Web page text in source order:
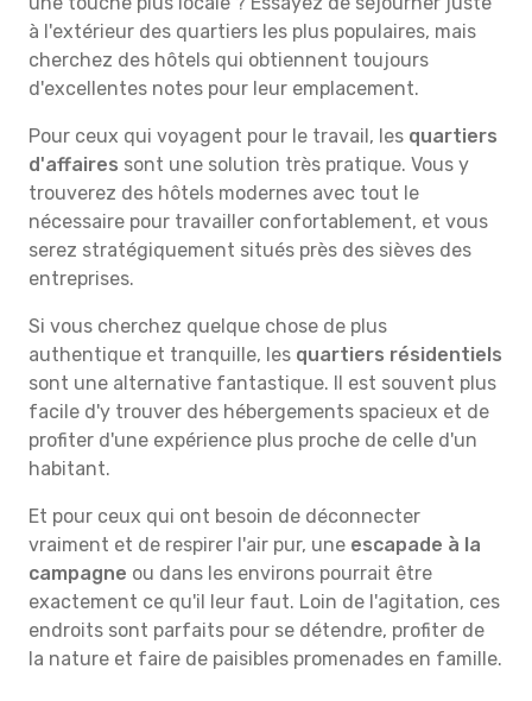
à l'extérieur des quartiers les plus populaires, mais
cherchez des hôtels qui obtiennent toujours
d'excellentes notes pour leur emplacement.
Pour ceux qui voyagent pour le travail, les quartiers
d'affaires sont une solution très pratique. Vous y
trouverez des hôtels modernes avec tout le
nécessaire pour travailler confortablement, et vous
serez stratégiquement situés près des sièves des
entreprises.
Si vous cherchez quelque chose de plus
authentique et tranquille, les quartiers résidentiels
sont une alternative fantastique. Il est souvent plus
facile d'y trouver des hébergements spacieux et de
profiter d'une expérience plus proche de celle d'un
habitant.
Et pour ceux qui ont besoin de déconnecter
vraiment et de respirer l'air pur, une escapade à la
campagne ou dans les environs pourrait être
exactement ce qu'il leur faut. Loin de l'agitation, ces
endroits sont parfaits pour se détendre, profiter de
la nature et faire de paisibles promenades en famille.